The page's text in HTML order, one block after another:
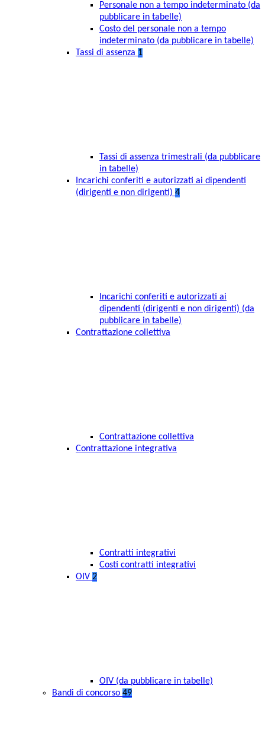
Personale non a tempo indeterminato (da
pubblicare in tabelle)
Costo del personale non a tempo
indeterminato (da pubblicare in tabelle)
Tassi di assenza 1
Tassi di assenza trimestrali (da pubblicare
in tabelle)
Incarichi conferiti e autorizzati ai dipendenti
(dirigenti e non dirigenti) 4
Incarichi conferiti e autorizzati ai
dipendenti (dirigenti e non dirigenti) (da
pubblicare in tabelle)
Contrattazione collettiva
Contrattazione collettiva
Contrattazione integrativa
Contratti integrativi
Costi contratti integrativi
OIV 2
OIV (da pubblicare in tabelle)
Bandi di concorso 49